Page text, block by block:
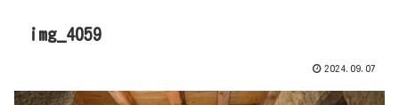
img_4059
2024.09.07